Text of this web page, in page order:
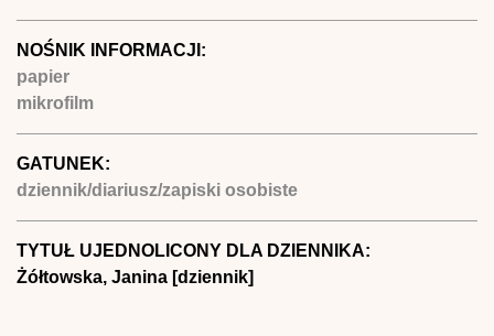
NOŚNIK INFORMACJI:
papier
mikrofilm
GATUNEK:
dziennik/diariusz/zapiski osobiste
TYTUŁ UJEDNOLICONY DLA DZIENNIKA:
Żółtowska, Janina [dziennik]